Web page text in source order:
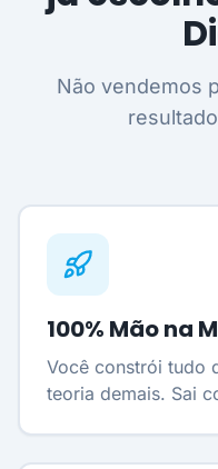
Não vendemos
100% Mão na
Você constrói tudo
teoria demais. Sai